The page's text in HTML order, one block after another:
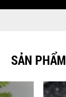
SẢN PHẨM